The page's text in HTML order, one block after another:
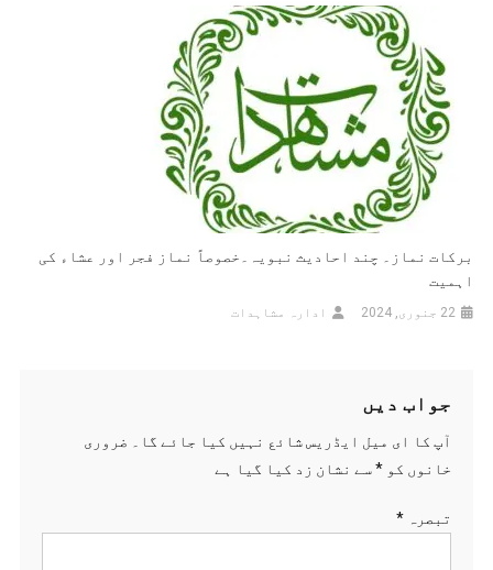
برکات نماز۔ چند احادیث نبویہ۔خصوصاً نماز فجر اور عشاء کی
اہمیت
22 جنوری, 2024 ادارہ مشاہدات
جواب دیں
آپ کا ای میل ایڈریس شائع نہیں کیا جائے گا۔
ضروری
خانوں کو *سے نشان زد کیا گیا ہے
تبصرہ *